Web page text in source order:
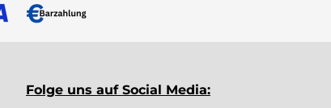
Folge uns auf Social Media: